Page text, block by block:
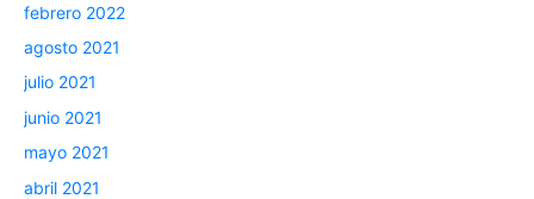
febrero 2022
agosto 2021
julio 2021
junio 2021
mayo 2021
abril 2021